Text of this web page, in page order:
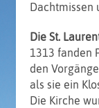
Dachtmissen
Die St.
1313 fanden
den
als sie ein
Die Kirche